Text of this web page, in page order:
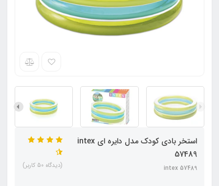
استخر بادی کودک مدل دایره ای intex
57489
intex 57489 (دیدگاه 50 کاربر)